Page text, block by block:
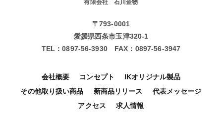
有限会社 石川金物
〒793-0001
愛媛県西条市玉津320-1
TEL：0897-56-3930FAX： 0897-56-3947
会社概要 コンセプト
IKオリジナル製品
その他取り扱い商品
新商品リリース
代表メッセージ
アクセス
求人情報